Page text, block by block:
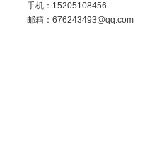
手机：15205108456
邮箱：676243493@qq.com